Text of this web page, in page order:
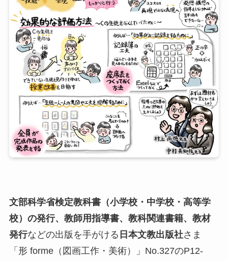
文部科学省検定教科書（小学校・中学校・高等学
校）の発行、教師用指導書、教科関連書籍、教材
発行などの出版を手がける 日本文教出版社さま
「形 forme（図画工作・美術）」No.327のP12-